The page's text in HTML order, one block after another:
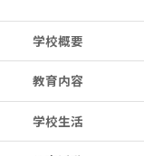
学校概要
教育内容
学校生活